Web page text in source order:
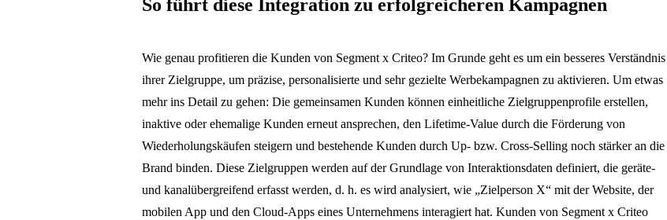
So führt diese Integration zu erfolgreicheren Kampagnen
Wie genau profitieren die Kunden von Segment x Criteo? Im Grunde geht es um ein besseres Verständnis
ihrer Zielgruppe, um präzise, personalisierte und sehr gezielte Werbekampagnen zu aktivieren. Um etwas
mehr ins Detail zu gehen: Die gemeinsamen Kunden können einheitliche Zielgruppenprofile erstellen,
inaktive oder ehemalige Kunden erneut ansprechen, den Lifetime-Value durch die Förderung von
Wiederholungskäufen steigern und bestehende Kunden durch Up- bzw. Cross-Selling noch stärker an die
Brand binden. Diese Zielgruppen werden auf der Grundlage von Interaktionsdaten definiert, die geräte-
und kanalübergreifend erfasst werden, d. h. es wird analysiert, wie „Zielperson X“ mit der Website, der
mobilen App und den Cloud-Apps eines Unternehmens interagiert hat. Kunden von Segment x Criteo